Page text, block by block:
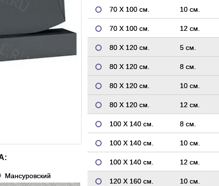
Мансуровский
70 Х 100 см. 10 см.
70 Х 100 см. 12 см.
80 Х 120 см. 5 см.
80 Х 120 см. 8 см.
80 Х 120 см. 10 см.
80 Х 120 см. 12 см.
100 Х 140 см. 8 см.
100 Х 140 см. 10 см.
100 Х 140 см. 12 см.
120 Х 160 см. 10 см.